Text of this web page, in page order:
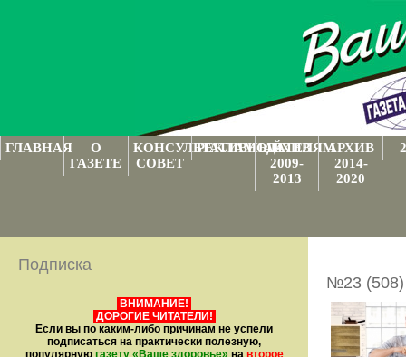
ГЛАВНАЯ
О
ГАЗЕТЕ
КОНСУЛЬТАТИВНЫЙ
СОВЕТ
РЕКЛАМОДАТЕЛЯМ
АРХИВ
2009-
2013
АРХИВ
2014-
2020
Подписка
ВНИМАНИЕ!
ДОРОГИЕ ЧИТАТЕЛИ!
Если вы по каким-либо причинам не успели
подписаться на практически полезную,
популярную газету «Ваше здоровье» на второе
№23 (508)